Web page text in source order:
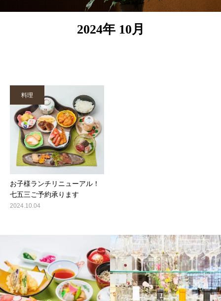
2024年 10月
料理
お子様ランチリニューアル！
七五三ご予約承ります
2024.10.04